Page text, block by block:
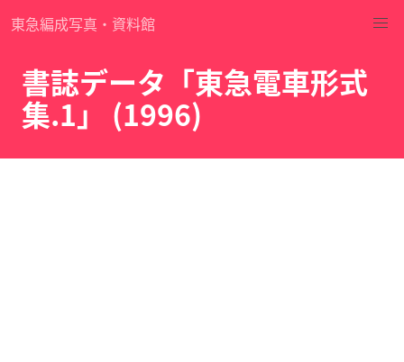
東急編成写真・資料館
書誌データ「東急電車形式
集.1」 (1996)